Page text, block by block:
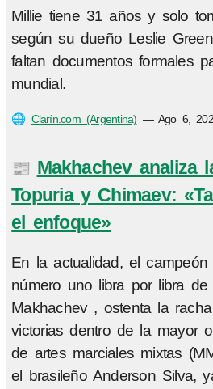
Millie tiene 31 años y solo
según su dueño Leslie
faltan documentos formales
mundial.
🌐 Clarín.com (Argentina) — Ago 6,
📰 Makhachev analiza
Topuria y Chimaev:
el enfoque»
En la actualidad, el
número uno libra por libra
Makhachev , ostenta la
victorias dentro de la mayor
de artes marciales mixtas
el brasileño Anderson Silva,